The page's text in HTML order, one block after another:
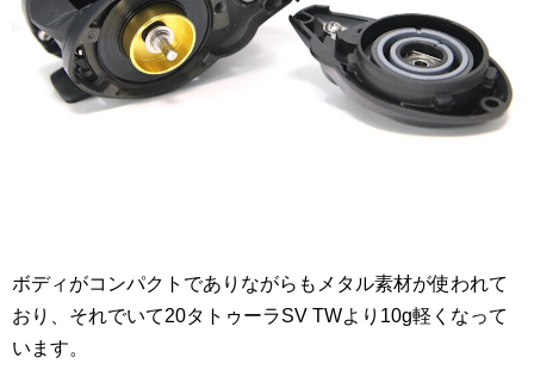
ボディがコンパクトでありながらもメタル素材が使われて
おり、それでいて20タトゥーラSV TWより10g軽くなって
います。